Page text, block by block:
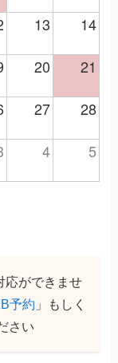
13 14
20 21
27 28
4 5
応ができませ
予約 」もしく
さい